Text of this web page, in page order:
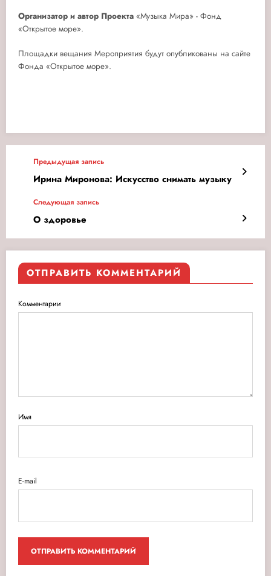
Организатор и автор Проекта «Музыка Мира» - Фонд
«Открытое море».
Площадки вещания Мероприятия будут опубликованы на сайте
Фонда «Открытое море».
Предыдущая запись
Ирина Миронова: Искусство снимать музыку
Следующая запись
О здоровье
ОТПРАВИТЬ КОММЕНТАРИЙ
Комментарии
Имя
E-mail